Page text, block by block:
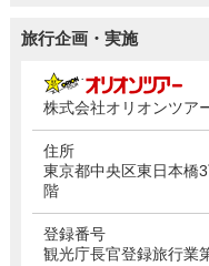
旅行企画・実施
株式会社オリオンツア
住所
東京都中央区東日本橋
階
登録番号
観光庁長官登録旅行業